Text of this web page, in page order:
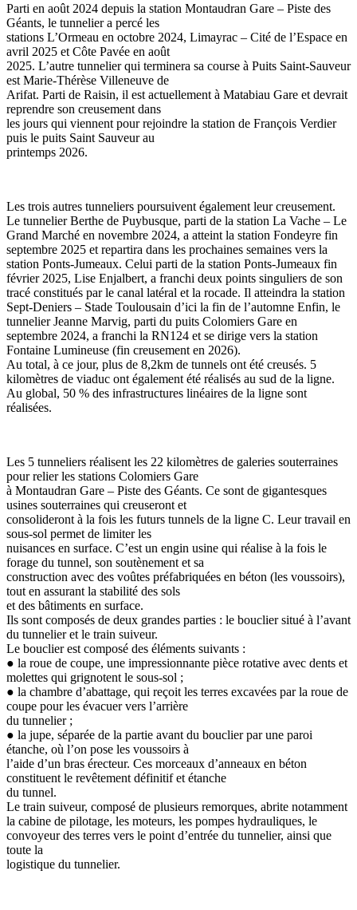
Parti en août 2024 depuis la station Montaudran Gare – Piste des
Géants, le tunnelier a percé les
stations L’Ormeau en octobre 2024, Limayrac – Cité de l’Espace en
avril 2025 et Côte Pavée en août
2025. L’autre tunnelier qui terminera sa course à Puits Saint-Sauveur
est Marie-Thérèse Villeneuve de
Arifat. Parti de Raisin, il est actuellement à Matabiau Gare et devrait
reprendre son creusement dans
les jours qui viennent pour rejoindre la station de François Verdier
puis le puits Saint Sauveur au
printemps 2026.
Les trois autres tunneliers poursuivent également leur creusement.
Le tunnelier Berthe de Puybusque, parti de la station La Vache – Le
Grand Marché en novembre 2024, a atteint la station Fondeyre fin
septembre 2025 et repartira dans les prochaines semaines vers la
station Ponts-Jumeaux. Celui parti de la station Ponts-Jumeaux fin
février 2025, Lise Enjalbert, a franchi deux points singuliers de son
tracé constitués par le canal latéral et la rocade. Il atteindra la station
Sept-Deniers – Stade Toulousain d’ici la fin de l’automne Enfin, le
tunnelier Jeanne Marvig, parti du puits Colomiers Gare en
septembre 2024, a franchi la RN124 et se dirige vers la station
Fontaine Lumineuse (fin creusement en 2026).
Au total, à ce jour, plus de 8,2km de tunnels ont été creusés. 5
kilomètres de viaduc ont également été réalisés au sud de la ligne.
Au global, 50 % des infrastructures linéaires de la ligne sont
réalisées.
Les 5 tunneliers réalisent les 22 kilomètres de galeries souterraines
pour relier les stations Colomiers Gare
à Montaudran Gare – Piste des Géants. Ce sont de gigantesques
usines souterraines qui creuseront et
consolideront à la fois les futurs tunnels de la ligne C. Leur travail en
sous-sol permet de limiter les
nuisances en surface. C’est un engin usine qui réalise à la fois le
forage du tunnel, son soutènement et sa
construction avec des voûtes préfabriquées en béton (les voussoirs),
tout en assurant la stabilité des sols
et des bâtiments en surface.
Ils sont composés de deux grandes parties : le bouclier situé à l’avant
du tunnelier et le train suiveur.
Le bouclier est composé des éléments suivants :
● la roue de coupe, une impressionnante pièce rotative avec dents et
molettes qui grignotent le sous-sol ;
● la chambre d’abattage, qui reçoit les terres excavées par la roue de
coupe pour les évacuer vers l’arrière
du tunnelier ;
● la jupe, séparée de la partie avant du bouclier par une paroi
étanche, où l’on pose les voussoirs à
l’aide d’un bras érecteur. Ces morceaux d’anneaux en béton
constituent le revêtement définitif et étanche
du tunnel.
Le train suiveur, composé de plusieurs remorques, abrite notamment
la cabine de pilotage, les moteurs, les pompes hydrauliques, le
convoyeur des terres vers le point d’entrée du tunnelier, ainsi que
toute la
logistique du tunnelier.